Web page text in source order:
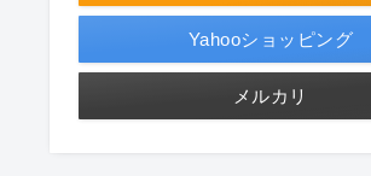
Yahooショッピング
メルカリ